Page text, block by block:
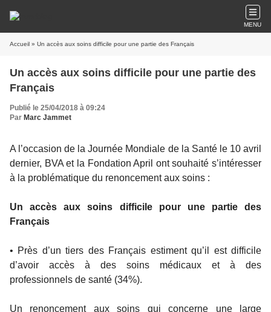
MENU
Accueil » Un accès aux soins difficile pour une partie des Français
Un accès aux soins difficile pour une partie des
Français
Publié le 25/04/2018 à 09:24
Par Marc Jammet
A l’occasion de la Journée Mondiale de la Santé le 10 avril
dernier, BVA et la Fondation April ont souhaité s’intéresser
à la problématique du renoncement aux soins :
Un accès aux soins difficile pour une partie des
Français
• Près d’un tiers des Français estiment qu’il est difficile
d’avoir accès à des soins médicaux et à des
professionnels de santé (34%).
Un renoncement aux soins qui concerne une large